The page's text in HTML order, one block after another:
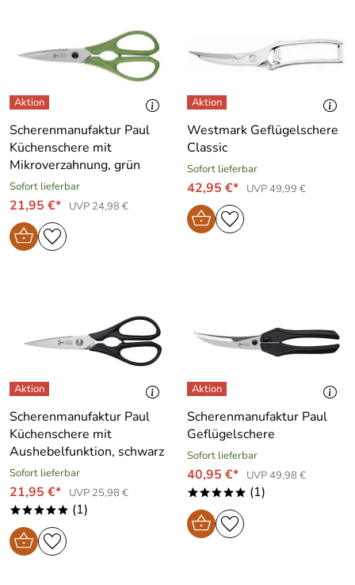
Scherenmanufaktur Paul
Küchenschere mit
Mikroverzahnung, grün
Sofort lieferbar
21,95 €* UVP 24,98 €
Westmark Geflügelschere
Classic
Sofort lieferbar
42,95 €* UVP 49,99 €
Scherenmanufaktur Paul
Küchenschere mit
Aushebelfunktion, schwarz
Sofort lieferbar
21,95 €* UVP 25,98 €
***** (1)
Scherenmanufaktur Paul
Geflügelschere
Sofort lieferbar
40,95 €* UVP 49,98 €
***** (1)